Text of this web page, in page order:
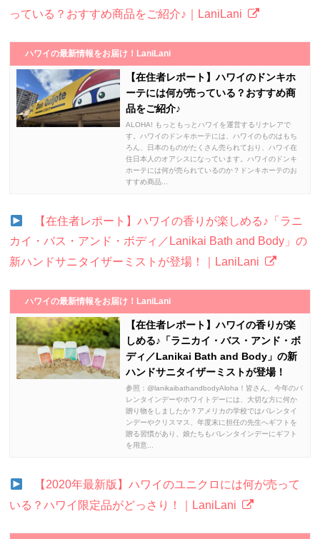
っている？おすすめ商品をご紹介♪｜LaniLani
ハワイの最新情報をお届け！LaniLani
【在住者レポート】ハワイのドンキホ
ーテには何が売っている？おすすめ商
品をご紹介♪
ALOHA! もっともっとハワイを運営するリナレアで
す。ハワイのドンキホーテには、ハワイのものはもち
ろん、日本のものがたくさん売られており、ハワイ在
住日本人のオアシスになっています。ハワイのドンキ
ホーテには何が売られているのか？ドンキホーテのお
すすめ商品...
【在住者レポート】ハワイの香りが楽しめる♪「ラニ
カイ・バス・アンド・ボディ／Lanikai Bath and Body」の
新ハンドサニタイザーミストが登場！｜LaniLani
ハワイの最新情報をお届け！LaniLani
【在住者レポート】ハワイの香りが楽
しめる♪「ラニカイ・バス・アンド・ボ
ディ／Lanikai Bath and Body」の新
ハンドサニタイザーミストが登場！
参照：@lanikaibathandbodyAloha！皆さん、今年のバ
レンタインデーやホワイトデーには、大切な方に何か
贈り物をしましたか？アメリカの学校ではバレンタイ
ンデーやクリスマス、年度末に担任の先生へギフトを
贈る習慣があり、娘たちもバレンタインデーにギフト
を用意...
【2020年最新版】ハワイのユニクロには何が売って
いる？ハワイ限定品がどっさり！｜LaniLani